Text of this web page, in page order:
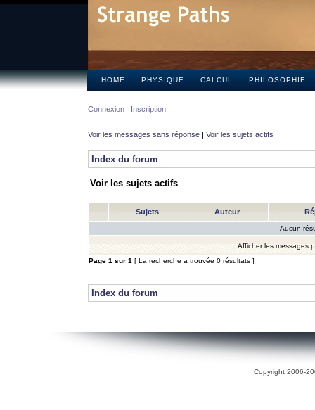
HOME PHYSIQUE CALCUL PHILOSOPHIE
Connexion Inscription
Voir les messages sans réponse | Voir les sujets actifs
Index du forum
Voir les sujets actifs
Sujets Auteur
Aucun
Afficher les messages
Page 1 sur 1 [ La recherche a trouvée 0 résultats ]
Index du forum
Copyright 2006-